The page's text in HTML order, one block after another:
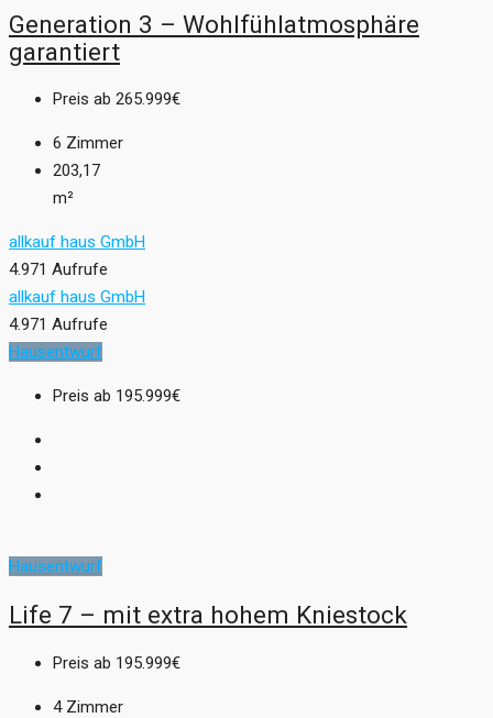
Generation 3 – Wohlfühlatmosphäre
garantiert
Preis ab 265.999€
6 Zimmer
203,17
m²
allkauf haus GmbH
4.971 Aufrufe
allkauf haus GmbH
4.971 Aufrufe
Hausentwurf
Preis ab 195.999€
Hausentwurf
Life 7 – mit extra hohem Kniestock
Preis ab 195.999€
4 Zimmer